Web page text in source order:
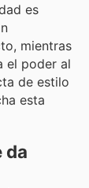
es
mientras
el poder al
de estilo
esta
da